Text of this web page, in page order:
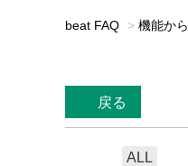
beat FAQ > 機能か
戻る
ALL